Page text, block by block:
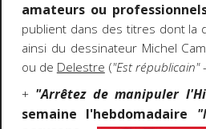
amateurs ou
publient dans des titres dont la
ainsi du dessinateur Michel
ou de Delestre ("Est républicain"
+ "Arrêtez de manipuler
semaine l'hebdomadaire